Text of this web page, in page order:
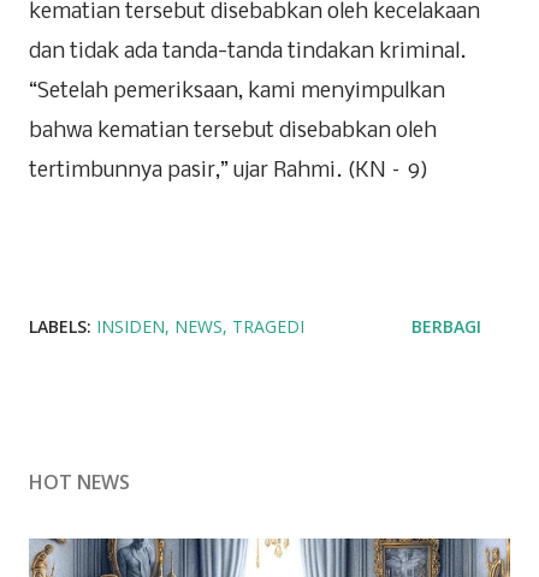
kematian tersebut disebabkan oleh kecelakaan
dan tidak ada tanda-tanda tindakan kriminal.
“Setelah pemeriksaan, kami menyimpulkan
bahwa kematian tersebut disebabkan oleh
tertimbunnya pasir,” ujar Rahmi. (KN – 9)
LABELS: INSIDEN NEWS TRAGEDI BERBAGI
HOT NEWS